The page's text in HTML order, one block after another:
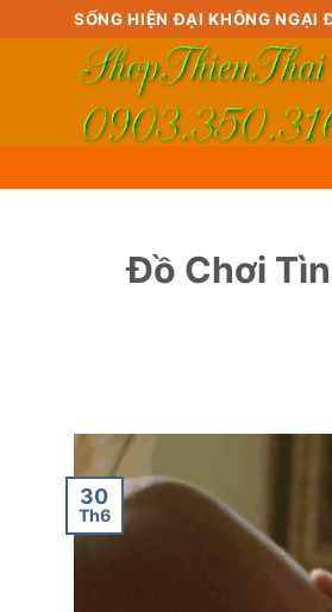
SỐNG HIỆN ĐẠI KHÔNG NGẠI
Đồ Chơi
30
Th6